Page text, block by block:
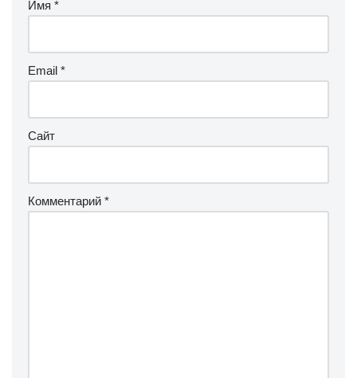
Имя *
Email *
Сайт
Комментарий *